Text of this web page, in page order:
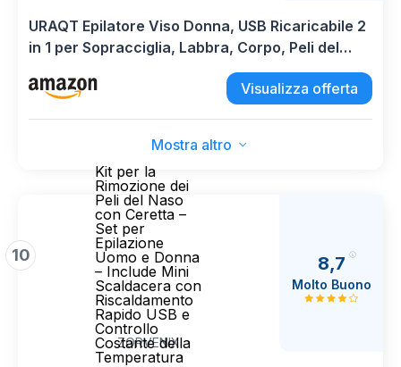
URAQT Epilatore Viso Donna, USB Ricaricabile 2
in 1 per Sopracciglia, Labbra, Corpo, Peli del
viso, Naso, Orecchie, Oro rosa
Visualizza offerta
Mostra altro
10
Kit per la
Rimozione dei
Peli del Naso
con Ceretta –
Set per
Epilazione
Uomo e Donna
– Include Mini
Scaldacera con
Riscaldamento
Rapido USB e
Controllo
Costante della
Temperatura
ZORVENIX
8,7
Molto Buono